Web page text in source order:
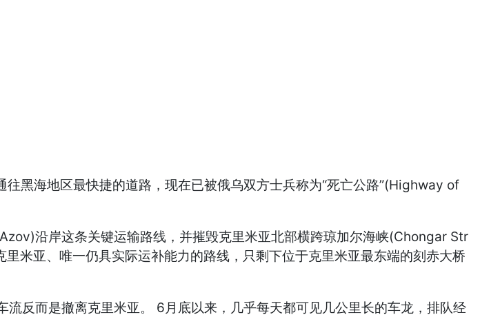
黑海地区最快捷的道路，现在已被俄乌双方士兵称为“死亡公路”(Highway of
沿岸这条关键运输路线，并摧毁克里米亚北部横跨琼加尔海峡(Chongar Str
米亚、唯一仍具实际运补能力的路线，只剩下位于克里米亚最东端的刻赤大桥
反而是撤离克里米亚。 6月底以来，几乎每天都可见几公里长的车龙，排队经